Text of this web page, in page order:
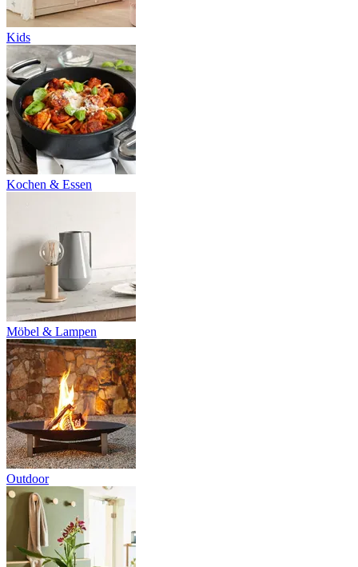
Kids
Kochen & Essen
Möbel & Lampen
Outdoor